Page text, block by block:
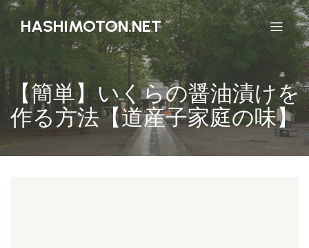
HASHIMOTON.NET
【簡単】いくらの醤油漬けを
作る方法【道産子家庭の味】